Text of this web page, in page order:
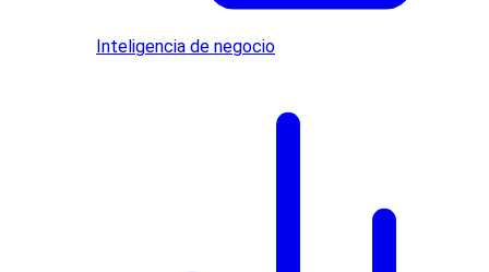
Inteligencia de negocio